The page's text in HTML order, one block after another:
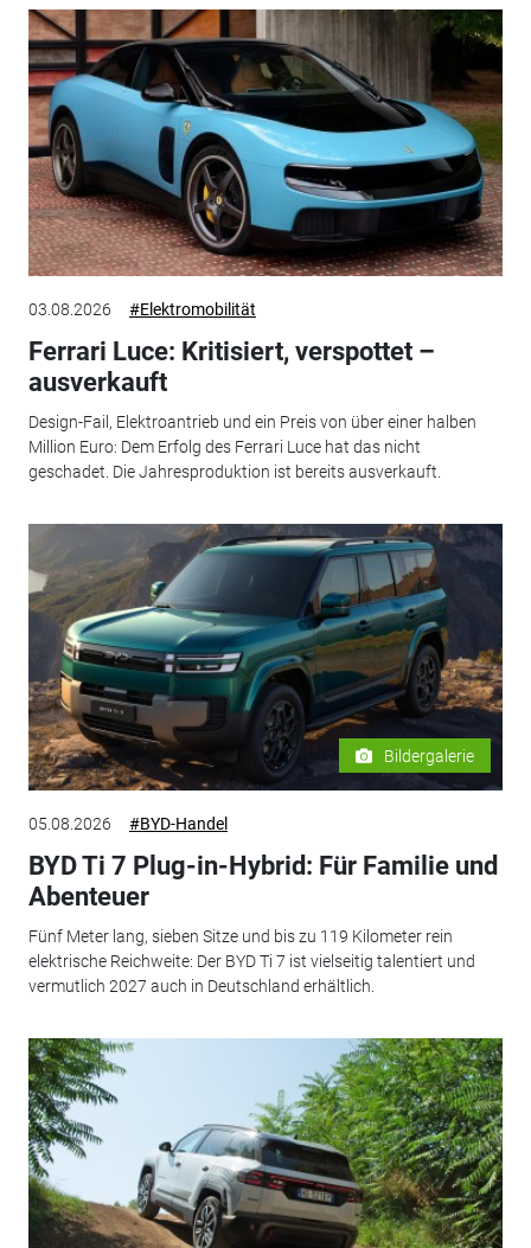
03.08.2026 #Elektromobilität
Ferrari Luce: Kritisiert, verspottet –
ausverkauft
Design-Fail, Elektroantrieb und ein Preis von über einer halben
Million Euro: Dem Erfolg des Ferrari Luce hat das nicht
geschadet. Die Jahresproduktion ist bereits ausverkauft.
Bildergalerie
05.08.2026 #BYD-Handel
BYD Ti 7 Plug-in-Hybrid: Für Familie und
Abenteuer
Fünf Meter lang, sieben Sitze und bis zu 119 Kilometer rein
elektrische Reichweite: Der BYD Ti 7 ist vielseitig talentiert und
vermutlich 2027 auch in Deutschland erhältlich.